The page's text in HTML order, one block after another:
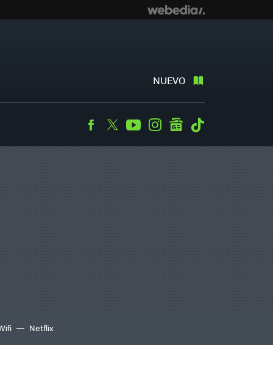
NUEVO
Facebook
TwitterYoutubeInstagramgooglenews
Netflix